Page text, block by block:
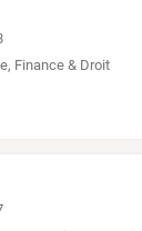
Finance & Droit